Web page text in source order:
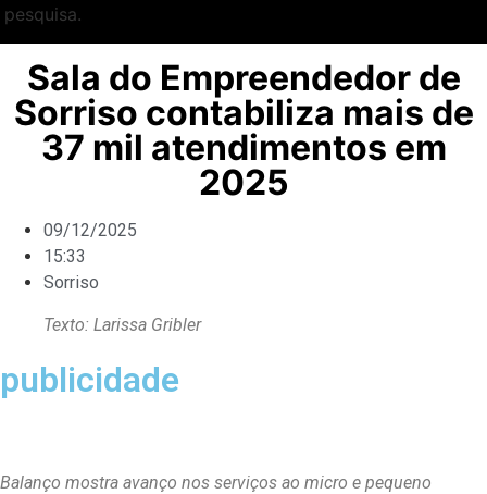
pesquisa.
Sala do Empreendedor de
Sorriso contabiliza mais de
37 mil atendimentos em
2025
09/12/2025
15:33
Sorriso
Texto: Larissa Gribler
publicidade
Balanço mostra avanço nos serviços ao micro e pequeno